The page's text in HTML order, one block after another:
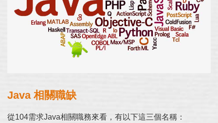
Java 相關職缺
從104需求Java相關職務來看，有以下這三個名稱：